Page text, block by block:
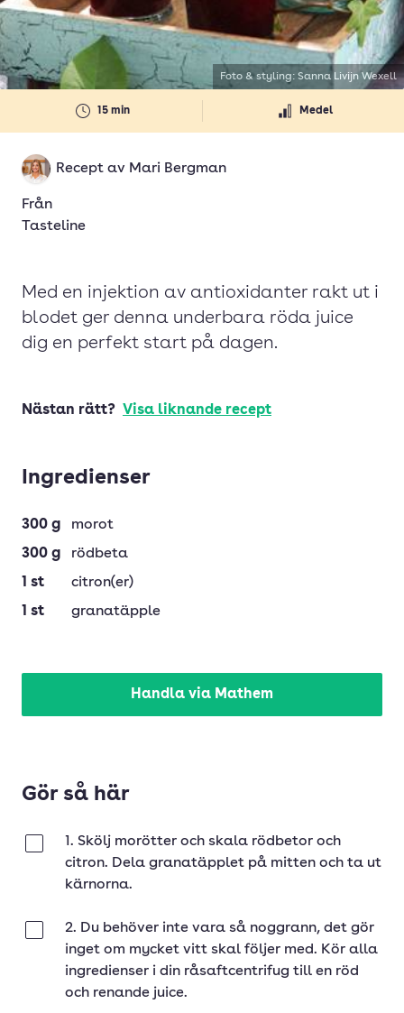
15 min Medel
Recept av Mari Bergman
Från
Tasteline
Med en injektion av antioxidanter rakt ut i
blodet ger denna underbara röda juice
dig en perfekt start på dagen.
Foto & styling: Sanna Livijn Wexell
Nästan rätt? Visa liknande recept
Ingredienser
300 g
morot
300 g
rödbeta
1 st
citron(er)
1 st granatäpple
Handla via Mathem
Gör så här
1. Skölj morötter och skala rödbetor och
citron. Dela granatäpplet på mitten och ta ut
kärnorna.
2. Du behöver inte vara så noggrann, det gör
inget om mycket vitt skal följer med. Kör alla
ingredienser i din råsaftcentrifug till en röd
och renande juice.